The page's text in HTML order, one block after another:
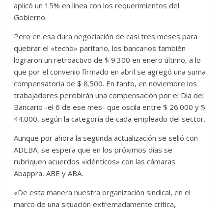
aplicó un 15% en línea con los requerimientos del
Gobierno.
Pero en esa dura negociación de casi tres meses para
quebrar el «techo» paritario, los bancarios también
lograron un retroactivo de $ 9.300 en enero último, a lo
que por el convenio firmado en abril se agregó una suma
compensatoria de $ 8.500. En tanto, en noviembre los
trabajadores percibirán una compensación por el Día del
Bancario -el 6 de ese mes- que oscila entre $ 26.000 y $
44.000, según la categoría de cada empleado del sector.
Aunque por ahora la segunda actualización se selló con
ADEBA, se espera que en los próximos días se
rubriquen acuerdos «idénticos» con las cámaras
Abappra, ABE y ABA.
«De esta manera nuestra organización sindical, en el
marco de una situación extremadamente crítica,